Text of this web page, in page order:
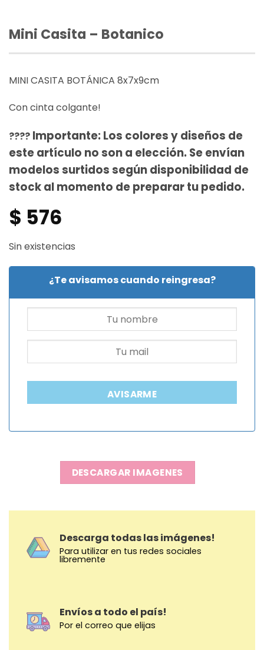
Mini Casita – Botanico
MINI CASITA BOTÁNICA 8x7x9cm
Con cinta colgante!
????️ Importante: Los colores y diseños de
este artículo no son a elección. Se envían
modelos surtidos según disponibilidad de
stock al momento de preparar tu pedido.
$ 576
Sin existencias
¿Te avisamos cuando reingresa?
AVISARME
DESCARGAR IMAGENES
Descarga todas las imágenes!
Para utilizar en tus redes sociales
libremente
Envíos a todo el país!
Por el correo que elijas